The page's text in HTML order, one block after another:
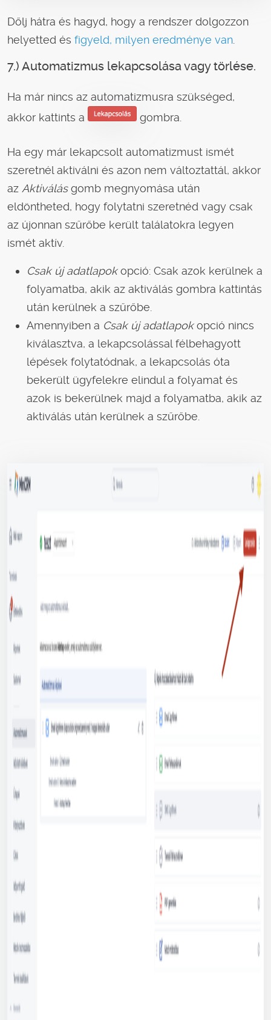
Dőlj hátra és hagyd, hogy a rendszer dolgozzon
helyetted és figyeld, milyen eredménye van
7.) Automatizmus lekapcsolása vagy törlése.
Ha már nincs az automatizmusra szükséged,
akkor kattints a
gombra.
Ha egy már lekapcsolt automatizmust ismét
szeretnél aktiválni és azon nem változtattál, akkor
az Aktiválásgomb megnyomása után
eldöntheted, hogy folytatni szeretnéd vagy csak
az újonnan szűrőbe került találatokra legyen
ismét aktív.
Csak új adatlapokopció: Csak azok kerülnek a
folyamatba, akik az aktiválás gombra kattintás
után kerülnek a szűrőbe.
Amennyiben a Csak új adatlapokopció nincs
kiválasztva, a lekapcsolással félbehagyott
lépések folytatódnak, a lekapcsolás óta
bekerült ügyfelekre elindul a folyamat és
azok is bekerülnek majd a folyamatba, akik az
aktiválás után kerülnek a szűrőbe.